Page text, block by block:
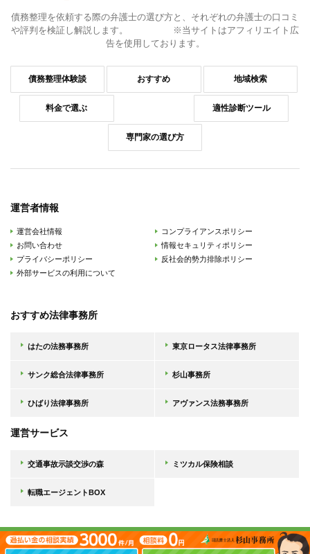
債務整理を依頼する際の弁護士の選び方と、それぞれの弁護士の口コミ
や評判を検証し解説します。 ※当サイトはアフィリエイト広
告を使用しております。
債務整理体験談 おすすめ 地域検索
料金で選ぶ 適性診断ツール
専門家の選び方
運営者情報
運営会社情報
お問い合わせ
プライバシーポリシー
外部サービスの利用について
コンプライアンスポリシー
情報セキュリティポリシー
反社会的勢力排除ポリシー
おすすめ法律事務所
はたの法務事務所 東京ロータス法律事務所
サンク総合法律事務所 杉山事務所
ひばり法律事務所 アヴァンス法務事務所
運営サービス
交通事故示談交渉の森 ミツカル保険相談
転職エージェントBOX